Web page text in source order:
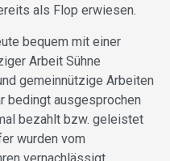
als Flop erwiesen.
bequem mit einer
Arbeit Sühne
gemeinnützige Arbeiten
bedingt ausgesprochen
bezahlt bzw. geleistet
wurden vom